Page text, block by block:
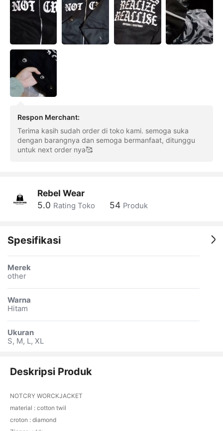
Respon Merchant:
Terima kasih sudah order di toko kami. semoga suka
dengan barangnya dan semoga bermanfaat, ditunggu
untuk next order nya🥰
Rebel Wear
5.0 Rating Toko 54 Produk
Spesifikasi
Merek
other
Warna
Hitam
Ukuran
S, M, L, XL
Deskripsi Produk
NOTCRY WORCKJACKET
material : cotton twil
croton : diamond